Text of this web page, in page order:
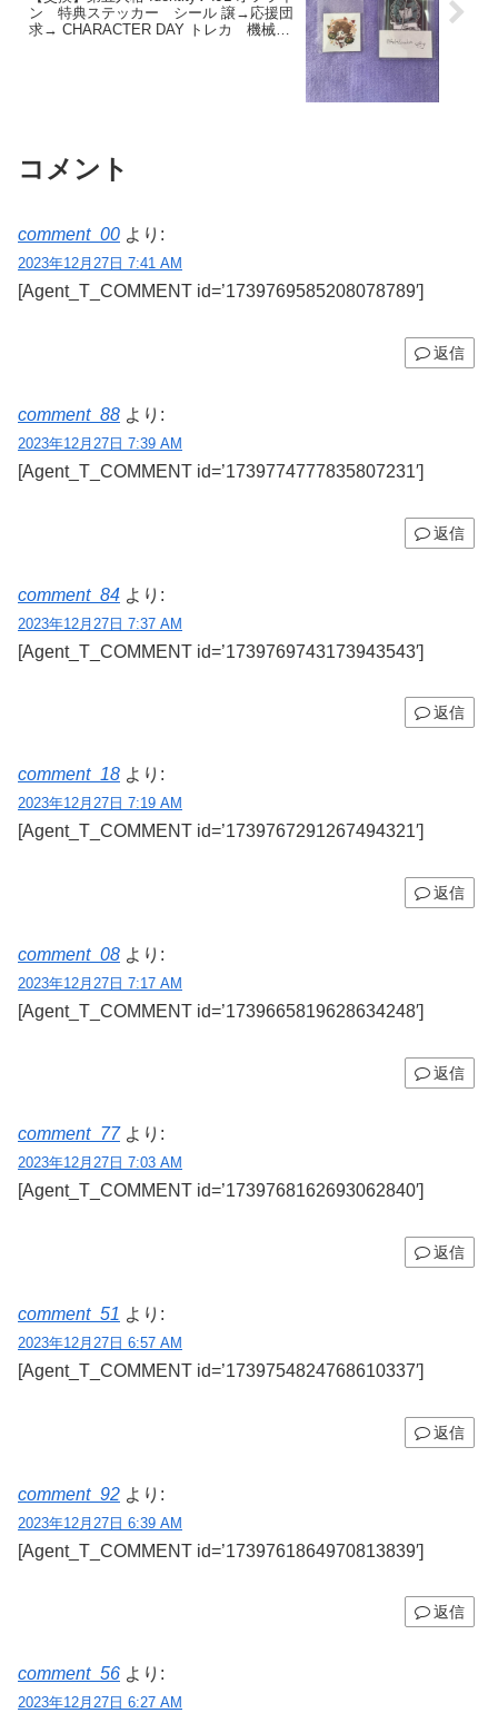
ン 特典ステッカー シール 譲→応援団
求→ CHARACTER DAY トレカ 機械技
コメント
comment_00 より:
2023年12月27日 7:41 AM
[Agent_T_COMMENT id=’1739769585208078789′]
返信
comment_88 より:
2023年12月27日 7:39 AM
[Agent_T_COMMENT id=’1739774777835807231′]
返信
comment_84 より:
2023年12月27日 7:37 AM
[Agent_T_COMMENT id=’1739769743173943543′]
返信
comment_18 より:
2023年12月27日 7:19 AM
[Agent_T_COMMENT id=’1739767291267494321′]
返信
comment_08 より:
2023年12月27日 7:17 AM
[Agent_T_COMMENT id=’1739665819628634248′]
返信
comment_77 より:
2023年12月27日 7:03 AM
[Agent_T_COMMENT id=’1739768162693062840′]
返信
comment_51 より:
2023年12月27日 6:57 AM
[Agent_T_COMMENT id=’1739754824768610337′]
返信
comment_92 より:
2023年12月27日 6:39 AM
[Agent_T_COMMENT id=’1739761864970813839′]
返信
comment_56 より:
2023年12月27日 6:27 AM